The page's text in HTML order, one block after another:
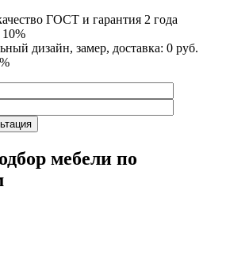
ГОСТ и гарантия 2 года
10%
дизайн, замер, доставка: 0 руб.
мебели по